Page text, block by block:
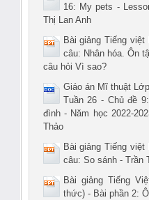
16: My pets -
Thị Lan Anh
Bài giảng Tiếng
câu: Nhân hóa. Ôn
câu hỏi Vì sao?
Giáo án Mĩ thuật
Tuần 26 - Chủ đề
đình - Năm học 2022-
Thảo
Bài giảng Tiếng
câu: So sánh - Trần
Bài giảng Tiếng
thức) - Bài phần 2: